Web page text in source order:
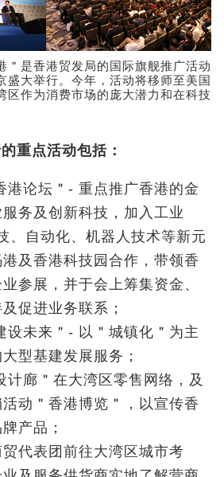
是香港贸发局的国际旗舰推广活动
盛大举行。今年，活动将移师至美国
区作为消费市场的庞大潜力和在科技
重点活动包括：
港论坛＂- 重点推广香港的金
务及创新科技，加入工业
、自动化、机器人技术等新元
及香港科技园合作，带领香
参展，并于会上筹集资金、
促进业务联系；
设未来＂- 以＂城镇化＂为主
型基建发展服务；
计廊＂在大湾区零售网络，及
动＂香港博览＂，以宣传香
产品；
代表团前往大湾区城市考